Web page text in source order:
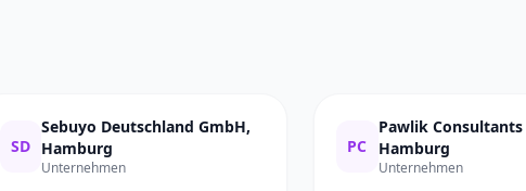
SD
Sebuyo Deutschland GmbH,
Hamburg
Unternehmen
PC
Pawlik Consultants
Hamburg
Unternehmen